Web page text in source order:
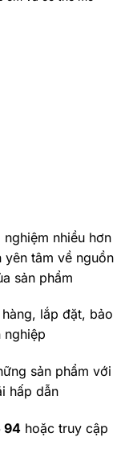
nhiều hơn
yên tâm về nguồn
sản phẩm
lắp đặt, bảo
nghiệp
sản phẩm với
hấp dẫn
94 hoặc truy cập